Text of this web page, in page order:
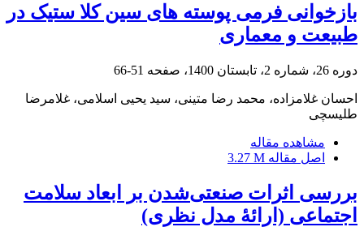
بازخوانی فرمی پوسته های سین کلا ستیک در
طبیعت و معماری
دوره 26، شماره 2، تابستان 1400، صفحه 51-66
احسان غلامزاده، محمد رضا متینی، سید یحیی اسلامی، غلامرضا
طلیسچی
مشاهده مقاله
اصل مقاله 3.27 M
بررسی اثرات صنعتی‌شدن بر ابعاد سلامت
اجتماعی (ارائۀ مدل نظری)